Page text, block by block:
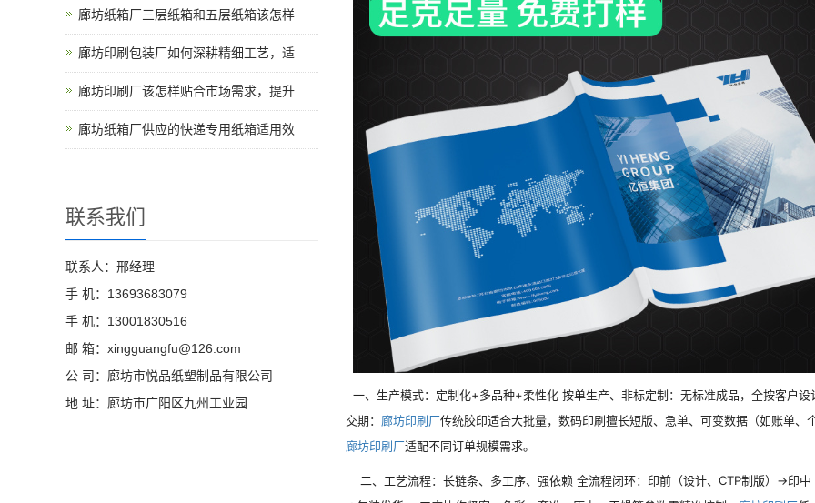
一、生产模式：定制化+多品种+柔性化 按单生产、非标定制：无标准成品，全按客户
交期： 廊坊印刷厂传统胶印适合大批量，数码印刷擅长短版、急单、可变数据（如账单
廊坊印刷厂适配不同订单规模需求。
二、工艺流程：长链条、多工序、强依赖 全流程闭环：印前（设计、CTP制版）→印
廊坊纸箱厂三层纸箱和五层纸箱该怎样
廊坊印刷包装厂如何深耕精细工艺，适
廊坊印刷厂该怎样贴合市场需求，提升
廊坊纸箱厂供应的快递专用纸箱适用效
联系我们
联系人：邢经理
手 机：13693683079
手 机：13001830516
邮 箱：xingguangfu@126.com
公 司：廊坊市悦品纸塑制品有限公司
地 址：廊坊市广阳区九州工业园